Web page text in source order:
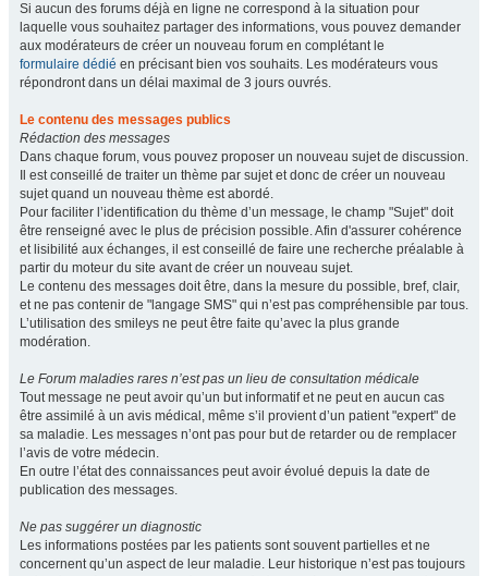
Si aucun des forums déjà en ligne ne correspond à la situation pour
laquelle vous souhaitez partager des informations, vous pouvez demander
aux modérateurs de créer un nouveau forum en complétant le
formulaire dédié en précisant bien vos souhaits. Les modérateurs vous
répondront dans un délai maximal de 3 jours ouvrés.
Le contenu des messages publics
Rédaction des messages
Dans chaque forum, vous pouvez proposer un nouveau sujet de discussion.
Il est conseillé de traiter un thème par sujet et donc de créer un nouveau
sujet quand un nouveau thème est abordé.
Pour faciliter l’identification du thème d’un message, le champ "Sujet" doit
être renseigné avec le plus de précision possible. Afin d'assurer cohérence
et lisibilité aux échanges, il est conseillé de faire une recherche préalable à
partir du moteur du site avant de créer un nouveau sujet.
Le contenu des messages doit être, dans la mesure du possible, bref, clair,
et ne pas contenir de "langage SMS" qui n’est pas compréhensible par tous.
L’utilisation des smileys ne peut être faite qu’avec la plus grande
modération.
Le Forum maladies rares n’est pas un lieu de consultation médicale
Tout message ne peut avoir qu’un but informatif et ne peut en aucun cas
être assimilé à un avis médical, même s’il provient d’un patient "expert" de
sa maladie. Les messages n’ont pas pour but de retarder ou de remplacer
l’avis de votre médecin.
En outre l’état des connaissances peut avoir évolué depuis la date de
publication des messages.
Ne pas suggérer un diagnostic
Les informations postées par les patients sont souvent partielles et ne
concernent qu’un aspect de leur maladie. Leur historique n’est pas toujours